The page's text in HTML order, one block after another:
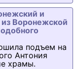
и
Воронежской
подъем на
Антония
храмы.